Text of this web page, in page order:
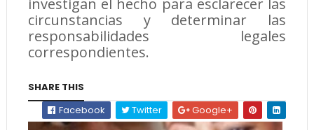
investigan el hecho para esclarecer las
circunstancias y determinar las
responsabilidades legales
correspondientes.
SHARE THIS
Facebook
Twitter Google+